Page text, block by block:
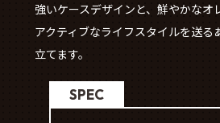
強いケースデザインと、鮮やかなオ
アクティブなライフスタイルを送る
立てます。
SPEC